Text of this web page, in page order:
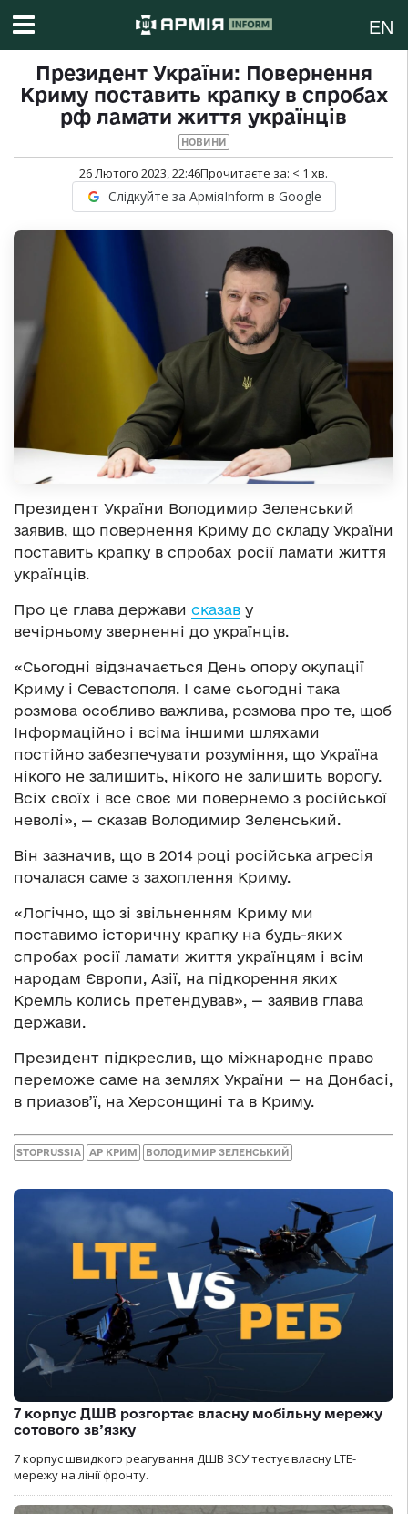
EN
Президент України: Повернення
Криму поставить крапку в спробах
рф ламати життя українців
НОВИНИ
26 Лютого 2023, 22:46Прочитаєте за: < 1 хв.
Слідкуйте за АрміяInform в Google
Президент України Володимир Зеленський
заявив, що повернення Криму до складу України
поставить крапку в спробах росії ламати життя
українців.
Про це глава держави сказав у
вечірньому зверненні до українців.
«Сьогодні відзначається День опору окупації
Криму і Севастополя. І саме сьогодні така
розмова особливо важлива, розмова про те, щоб
Інформаційно і всіма іншими шляхами
постійно забезпечувати розуміння, що Україна
нікого не залишить, нікого не залишить ворогу.
Всіх своїх і все своє ми повернемо з російської
неволі», — сказав Володимир Зеленський.
Він зазначив, що в 2014 році російська агресія
почалася саме з захоплення Криму.
«Логічно, що зі звільненням Криму ми
поставимо історичну крапку на будь-яких
спробах росії ламати життя українцям і всім
народам Європи, Азії, на підкорення яких
Кремль колись претендував», — заявив глава
держави.
Президент підкреслив, що міжнародне право
переможе саме на землях України — на Донбасі,
в приазов’ї, на Херсонщині та в Криму.
STOPRUSSIA АР КРИМ ВОЛОДИМИР ЗЕЛЕНСЬКИЙ
7 корпус ДШВ розгортає власну мобільну мережу
сотового зв’язку
7 корпус швидкого реагування ДШВ ЗСУ тестує власну LTE-
мережу на лінії фронту.